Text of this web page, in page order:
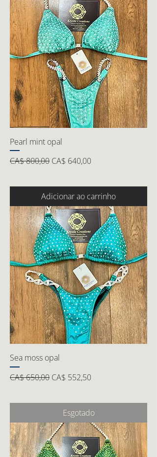
Pearl mint opal
Preço normal
CA$ 800,00 Preço promocional
CA$ 640,00
Adicionar ao carrinho
Sea moss opal
Preço normal
CA$ 650,00 Preço promocional
CA$ 552,50
Esgotado